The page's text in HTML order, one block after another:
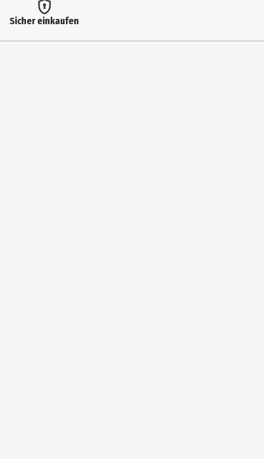
Hersteller
Sicher einkaufen